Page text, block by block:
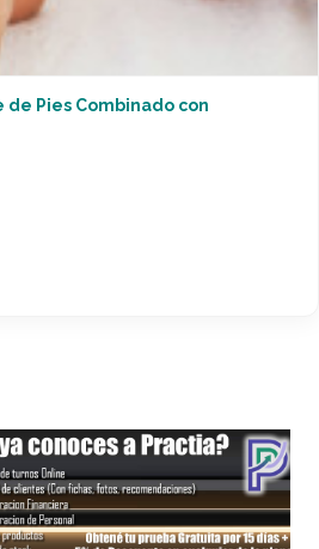
de Pies Combinado con